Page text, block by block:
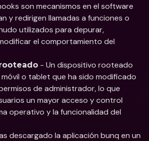
son mecanismos en el software
y redirigen llamadas a funciones o
utilizados para depurar,
el comportamiento del
- Un dispositivo rooteado
o tablet que ha sido modificado
de administrador, lo que
un mayor acceso y control
operativo y la funcionalidad del
descargado la aplicación bunq en un